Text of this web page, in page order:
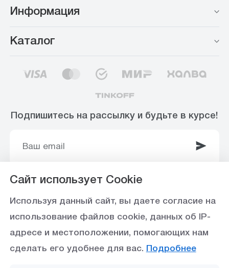
Информация
Каталог
Подпишитесь на рассылку и будьте в курсе!
Ставропольское отделение №5230 ПАО Сбербанк,
БИК 040702615
Сайт использует Cookie
Используя данный сайт, вы даете согласие на
использование файлов cookie, данных об IP-
адресе и местоположении, помогающих нам
сделать его удобнее для вас. Подробнее